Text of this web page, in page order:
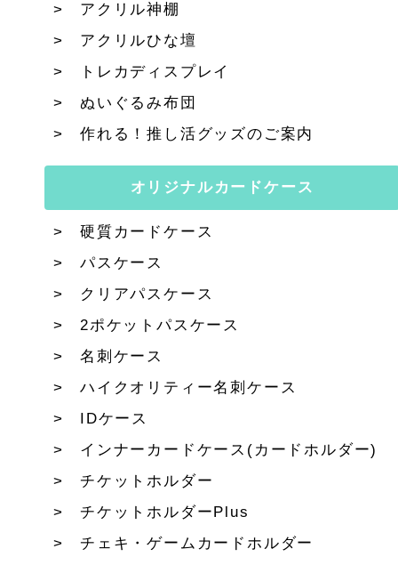
アクリル神棚
アクリルひな壇
トレカディスプレイ
ぬいぐるみ布団
作れる！推し活グッズのご案内
オリジナルカードケース
硬質カードケース
パスケース
クリアパスケース
2ポケットパスケース
名刺ケース
ハイクオリティー名刺ケース
IDケース
インナーカードケース(カードホルダー)
チケットホルダー
チケットホルダーPlus
チェキ・ゲームカードホルダー